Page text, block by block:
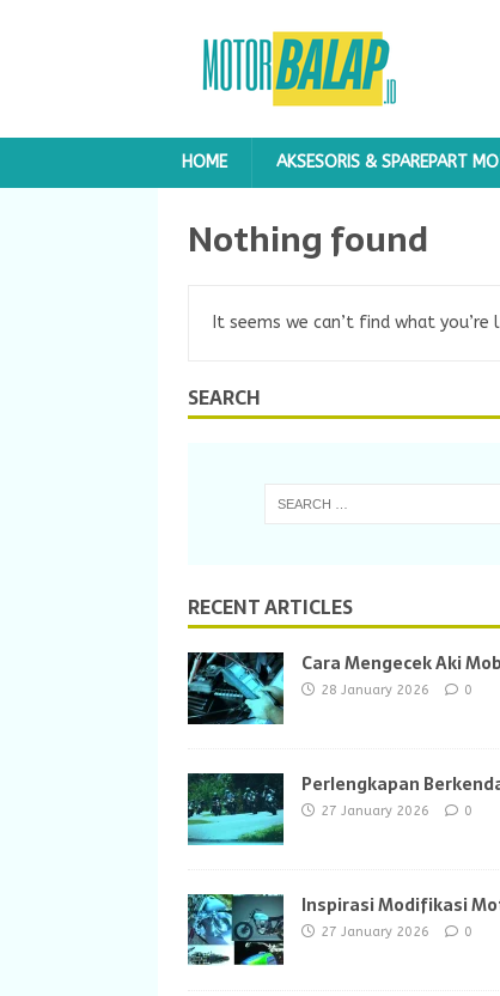
HOME AKSESORIS & SPAREPART
Nothing found
It seems we can’t find what
SEARCH
RECENT ARTICLES
Cara Mengecek Aki
28 January 2026 0
Perlengkapan
27 January 2026 0
Inspirasi Modifikasi
27 January 2026 0